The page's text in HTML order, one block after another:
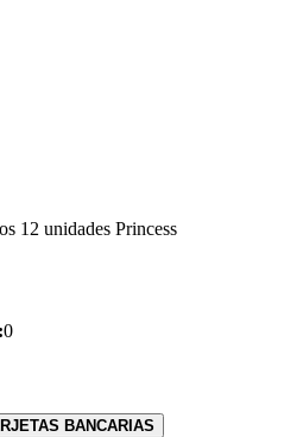
12 unidades Princess
0
BANCARIAS